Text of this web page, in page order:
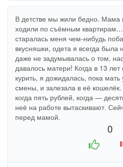
В детстве мы жили бедно. Мама
ходили по съёмным
старалась меня чем-нибудь
вкусняшки, одета я всегда была
даже не задумывалась о том,
давалось матери! Когда в 13
курить, я дожидалась, пока
смены, и залезала в её кошелёк.
когда пять рублей, когда —
неё на работе вытаскивают.
перед мамой.
0